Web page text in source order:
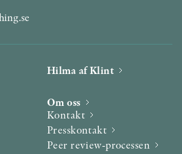
Hilma af Klint
Om oss
Kontakt
Presskontakt
Peer review-processen